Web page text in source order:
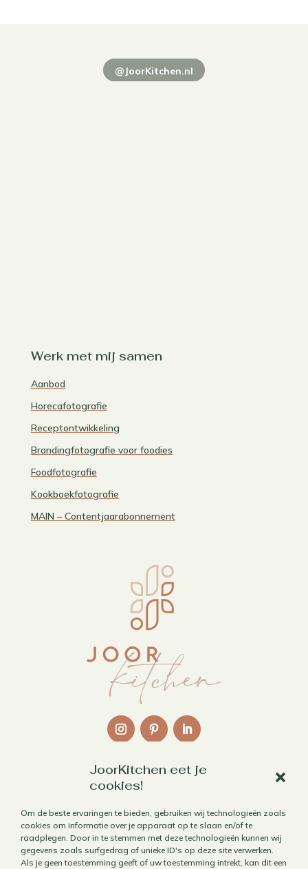
JoorKitchen eet je
cookies!
Om de beste ervaringen te bieden, gebruiken wij technologieën zoals
cookies om informatie over je apparaat op te slaan en/of te
raadplegen. Door in te stemmen met deze technologieën kunnen wij
gegevens zoals surfgedrag of unieke ID's op deze site verwerken.
Als je geen toestemming geeft of uw toestemming intrekt, kan dit een
@JoorKitchen.nl
Werk met mij samen
Aanbod
Horecafotografie
Receptontwikkeling
Brandingfotografie voor foodies
Foodfotografie
Kookboekfotografie
MAIN – Contentjaarabonnement
Contact
Algemene voorwaarden